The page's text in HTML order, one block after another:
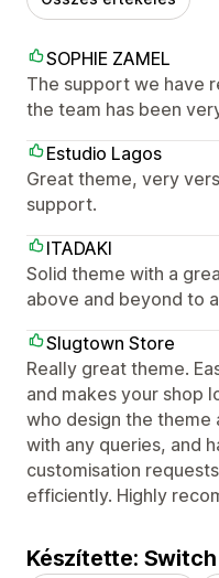
SOPHIE ZAMEL
The support we have
the team has been
Estudio Lagos
Great theme, very
support.
ITADAKI
Solid theme with a
above and beyond to
Slugtown Store
Really great theme.
and makes your shop
who design the theme
with any queries, and
customisation
efficiently. Highly
Készítette: Switch